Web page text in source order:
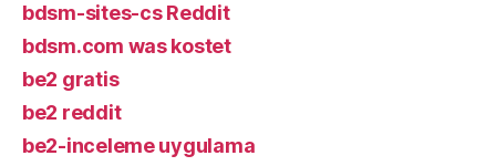
bdsm-sites-cs Reddit
bdsm.com was kostet
be2 gratis
be2 reddit
be2-inceleme uygulama